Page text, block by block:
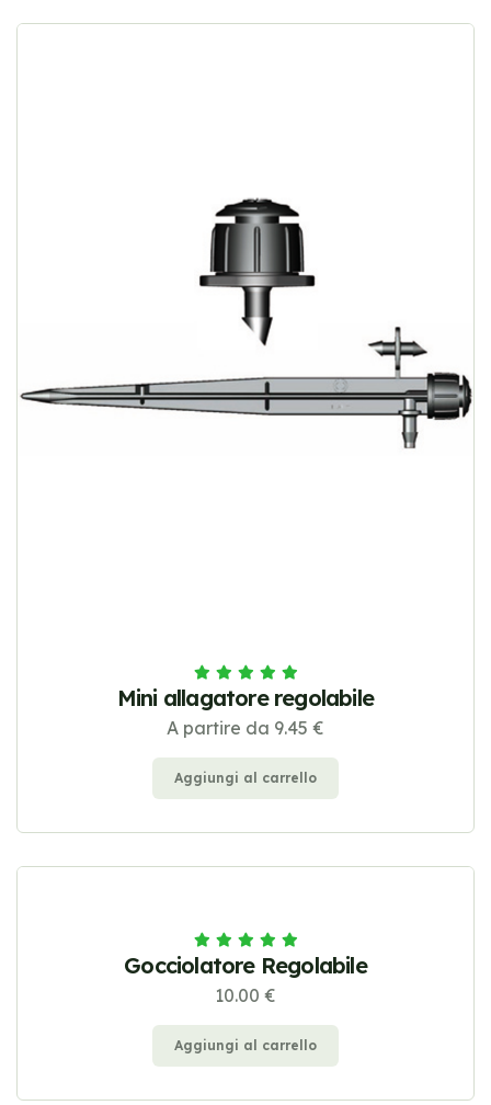
Mini allagatore regolabile
A partire da 9.45 €
Aggiungi al carrello
Gocciolatore Regolabile
10.00 €
Aggiungi al carrello